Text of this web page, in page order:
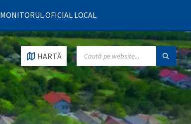
MONITORUL OFICIAL LOCAL
HARTĂ
SEARCH: